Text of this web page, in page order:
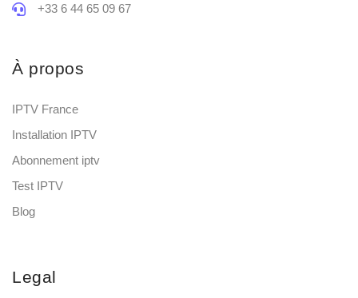
+33 6 44 65 09 67
À propos
IPTV France
Installation IPTV
Abonnement iptv
Test IPTV
Blog
Legal